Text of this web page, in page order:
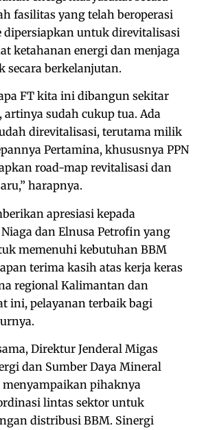
fasilitas yang telah beroperasi
dipersiapkan untuk direvitalisasi
ketahanan energi dan menjaga
secara berkelanjutan.
FT kita ini dibangun sekitar
artinya sudah cukup tua. Ada
direvitalisasi, terutama milik
Pertamina, khususnya PPN
road-map revitalisasi dan
harapnya.
apresiasi kepada
dan Elnusa Petrofin yang
memenuhi kebutuhan BBM
terima kasih atas kerja keras
regional Kalimantan dan
ini, pelayanan terbaik bagi
Direktur Jenderal Migas
dan Sumber Daya Mineral
menyampaikan pihaknya
lintas sektor untuk
distribusi BBM. Sinergi